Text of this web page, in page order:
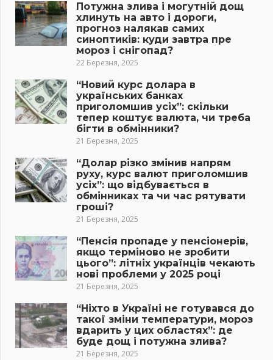
Потужна злива і могутній дощ
хлинуть на авто і дороги,
прогноз налякав самих
синоптиків: куди завтра пре
мороз і снігопад?
22 Березня, 2025
“Новий курс долара в
українських банках
приголомшив усіх”: скільки
тепер коштує валюта, чи треба
бігти в обмінники?
21 Березня, 2025
“Долар різко змінив напрям
руху, курс валют приголомшив
усіх”: що відбувається в
обмінниках та чи час рятувати
гроші?
21 Березня, 2025
“Пенсія пропаде у пенсіонерів,
якщо терміново не зробити
цього”: літніх українців чекають
нові проблеми у 2025 році
21 Березня, 2025
“Ніхто в Україні не готувався до
такої зміни температури, мороз
вдарить у цих областях”: де
буде дощ і потужна злива?
21 Березня, 2025